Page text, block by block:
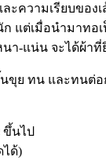
ความเรียบของเ
แต่เมื่อนำมาทอ
า-แน่น จะได้ผ้า
ขุย ทน และทนต่
ขึ้นไป
ด้)